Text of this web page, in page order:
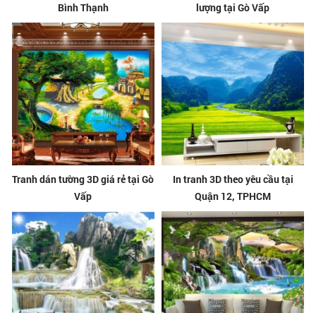
Bình Thạnh
lượng tại Gò Vấp
Tranh dán tường 3D giá rẻ tại Gò
Vấp
In tranh 3D theo yêu cầu tại
Quận 12, TPHCM